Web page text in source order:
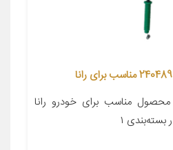
مناسب برای خودرو رانا